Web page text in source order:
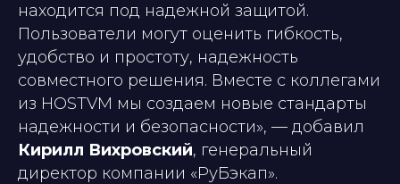
находится под надежной защитой.
Пользователи могут оценить гибкость,
удобство и простоту, надежность
совместного решения. Вместе с коллегами
из HOSTVM мы создаем новые стандарты
надежности и безопасности», — добавил
Кирилл Вихровский, генеральный
директор компании «РуБэкап».